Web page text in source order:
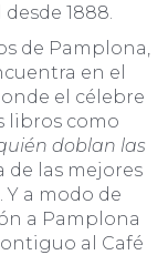
1888.
de Pamplona,
en el
el célebre
libros como
doblan las
de las mejores
a modo de
a Pamplona
al Café